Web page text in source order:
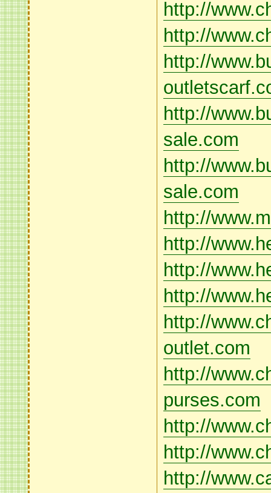
http://
http://
http://
http://
sale.com
http://
sale.com
http://
http://
http://
http://
http://
outlet.com
http://
purses.com
http://
http://
http://